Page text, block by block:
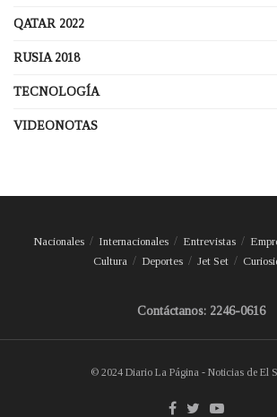
QATAR 2022
RUSIA 2018
TECNOLOGÍA
VIDEONOTAS
Nacionales Internacionales Entrevistas
Cultura
Deportes Jet Set
Contáctanos: 2246-0616
© 2024 Diario La Página - Noticias de El